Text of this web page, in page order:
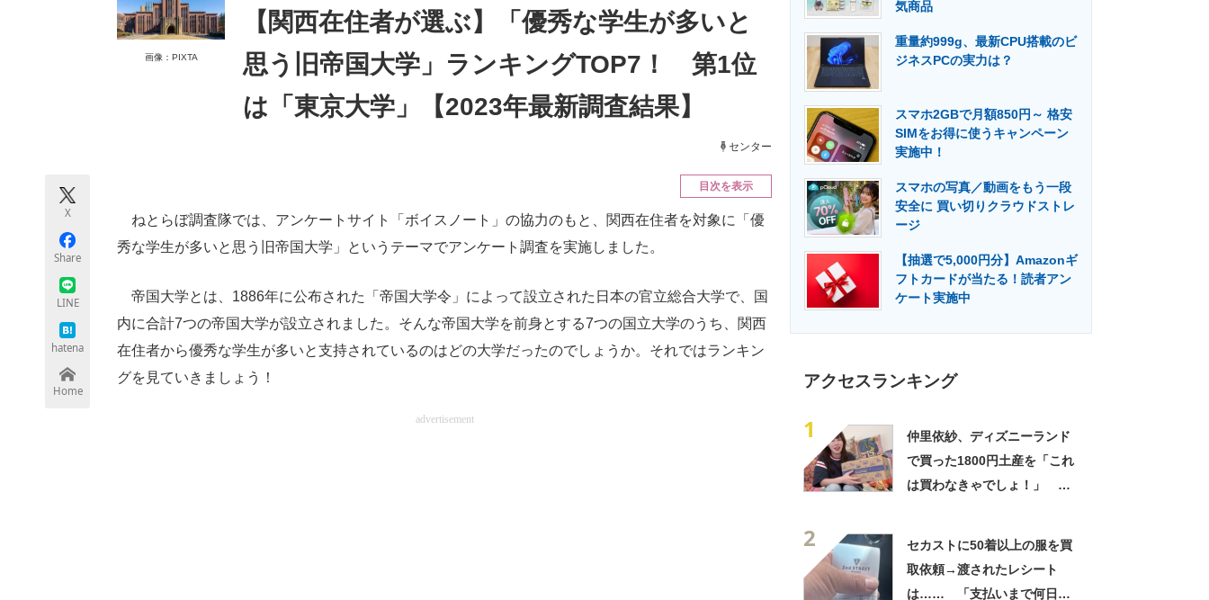
ITエンジニア向け専門サイト 企業向けIT製品の総合サイト IT製品の技術・比較・事例 製造業のIT導入・活用を支援
エネルギーの専門メディア 建設×テクノロジーの最前線
ちょっと気になるネットの話題
画像：PIXTA
【関西在住者が選ぶ】「優秀な学生が多いと
思う旧帝国大学」ランキングTOP7！ 第1位
は「東京大学」【2023年最新調査結果】
センター
X
Share
LINE
hatena
Home
目次を表示
ねとらぼ調査隊では、アンケートサイト「ボイスノート」の協力のもと、関西在住者を対象に「優
秀な学生が多いと思う旧帝国大学」というテーマでアンケート調査を実施しました。
帝国大学とは、1886年に公布された「帝国大学令」によって設立された日本の官立総合大学で、国
内に合計7つの帝国大学が設立されました。そんな帝国大学を前身とする7つの国立大学のうち、関西
在住者から優秀な学生が多いと支持されているのはどの大学だったのでしょうか。それではランキン
グを見ていきましょう！
advertisement
気商品
重量約999g、最新CPU搭載のビ
ジネスPCの実力は？
スマホ2GBで月額850円～ 格安
SIMをお得に使うキャンペーン
実施中！
スマホの写真／動画をもう一段
安全に 買い切りクラウドストレ
ージ
【抽選で5,000円分】Amazonギ
フトカードが当たる！読者アン
ケート実施中
アクセスランキング
1
仲里依紗、ディズニーランド
で買った1800円土産を「これ
は買わなきゃでしょ！」
2
セカストに50着以上の服を買
取依頼→渡されたレシート
は…… 「支払いまで何日か